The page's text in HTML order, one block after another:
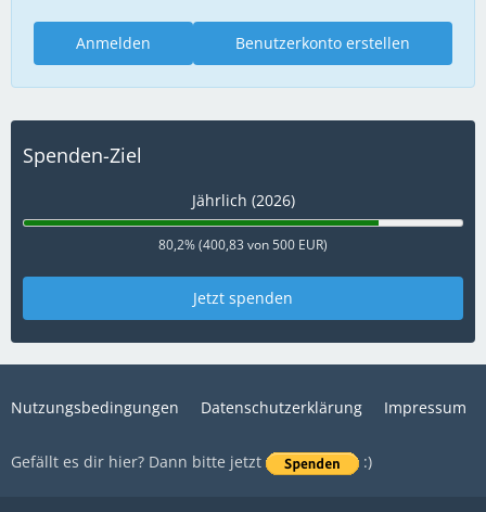
Benutzerkonto erstellen
Anmelden
Spenden-Ziel
Jährlich (2026)
80,2% (400,83 von 500 EUR)
Jetzt spenden
Nutzungsbedingungen Datenschutzerklärung Impressum
Gefällt es dir hier? Dann bitte jetzt :)